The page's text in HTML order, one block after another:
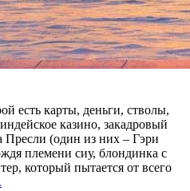
есть карты, деньги, стволы,
казино, закадровый
Пресли (один из них – Гэри
племени сиу, блондинка с
который пытается от всего